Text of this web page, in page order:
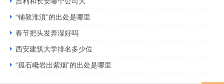
“铺敦淮濆”的出处是哪里
春节把头发弄湿好吗
西安建筑大学排名多少位
“孤石巉岩出紫烟”的出处是哪里